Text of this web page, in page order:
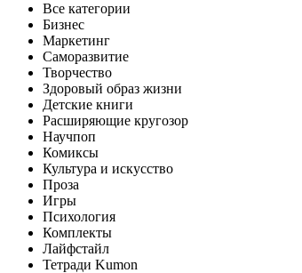
Все категории
Бизнес
Маркетинг
Саморазвитие
Творчество
Здоровый образ жизни
Детские книги
Расширяющие кругозор
Научпоп
Комиксы
Культура и искусство
Проза
Игры
Психология
Комплекты
Лайфстайл
Тетради Kumon